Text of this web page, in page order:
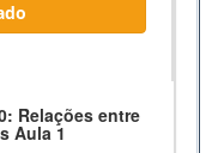
Relações entre
Aula 1